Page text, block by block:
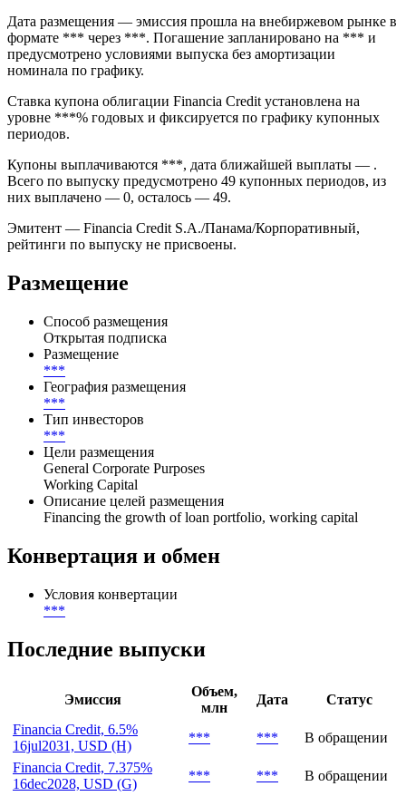
Дата размещения — эмиссия прошла на внебиржевом рынке в
формате *** через ***. Погашение запланировано на *** и
предусмотрено условиями выпуска без амортизации
номинала по графику.
Ставка купона облигации Financia Credit установлена на
уровне ***% годовых и фиксируется по графику купонных
периодов.
Купоны выплачиваются ***, дата ближайшей выплаты — .
Всего по выпуску предусмотрено 49 купонных периодов, из
них выплачено — 0, осталось — 49.
Эмитент — Financia Credit S.A./Панама/Корпоративный,
рейтинги по выпуску не присвоены.
Размещение
Способ размещения
Открытая подписка
Размещение
***
География размещения
***
Тип инвесторов
***
Цели размещения
General Corporate Purposes
Working Capital
Описание целей размещения
Financing the growth of loan portfolio, working capital
Конвертация и обмен
Условия конвертации
***
Последние выпуски
Эмиссия
Объем,
млн
Дата
Статус
Financia Credit, 6.5%
16jul2031, USD (H)
*** ***
В обращении
Financia Credit, 7.375%
16dec2028, USD (G)
*** ***
В обращении